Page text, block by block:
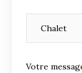
Votre